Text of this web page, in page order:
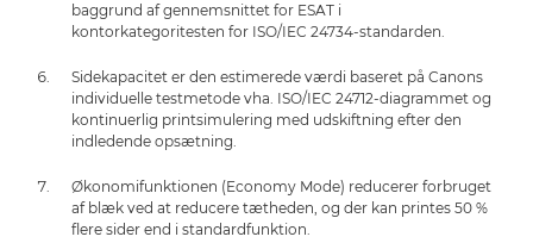
baggrund af gennemsnittet for ESAT i
kontorkategoritesten for ISO/IEC 24734-standarden.
Sidekapacitet er den estimerede værdi baseret på Canons
individuelle testmetode vha. ISO/IEC 24712-diagrammet og
kontinuerlig printsimulering med udskiftning efter den
indledende opsætning.
Økonomifunktionen (Economy Mode) reducerer forbruget
af blæk ved at reducere tætheden, og der kan printes 50 %
flere sider end i standardfunktion.